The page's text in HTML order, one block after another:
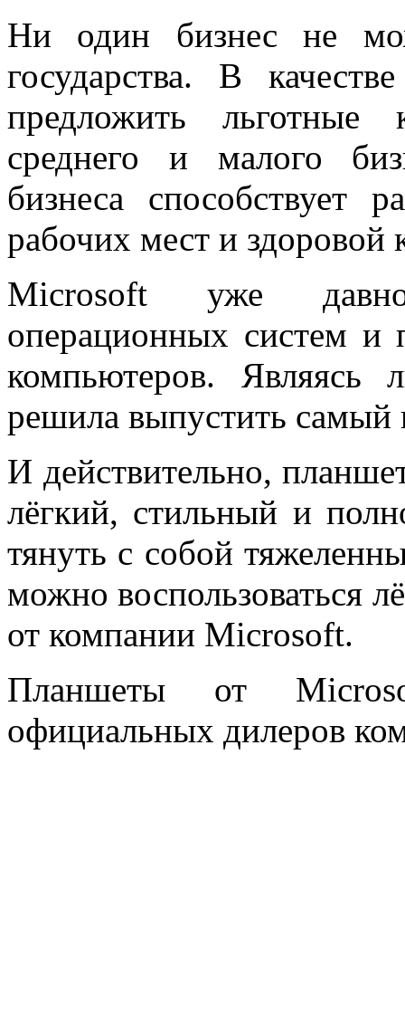
Ни один бизнес не
государства. В
предложить льготные
среднего и малого
бизнеса способствует
рабочих мест и здоровой
Microsoft уже давно
операционных систем и
компьютеров. Являясь
решила выпустить самый
И действительно,
лёгкий, стильный и
тянуть с собой
можно воспользоваться
от компании Microsoft.
Планшеты от
официальных дилеров